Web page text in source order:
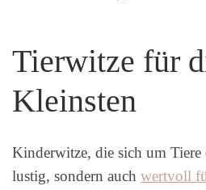
Tierwitze für
Kleinsten
Kinderwitze, die sich um
lustig, sondern auch wertvoll